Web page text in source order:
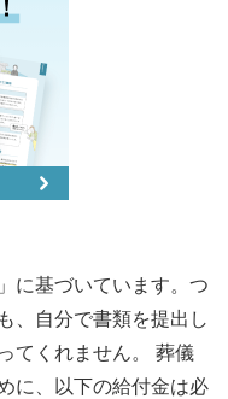
に基づいています。つ
、自分で書類を提出し
てくれません。 葬儀
に、以下の給付金は必